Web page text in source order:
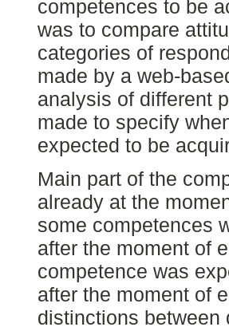
competences to be
was to compare
categories of
made by a web-
analysis of different
made to specify
expected to be
Main part of the
already at the
some competences
after the moment of
competence was
after the moment of
distinctions between